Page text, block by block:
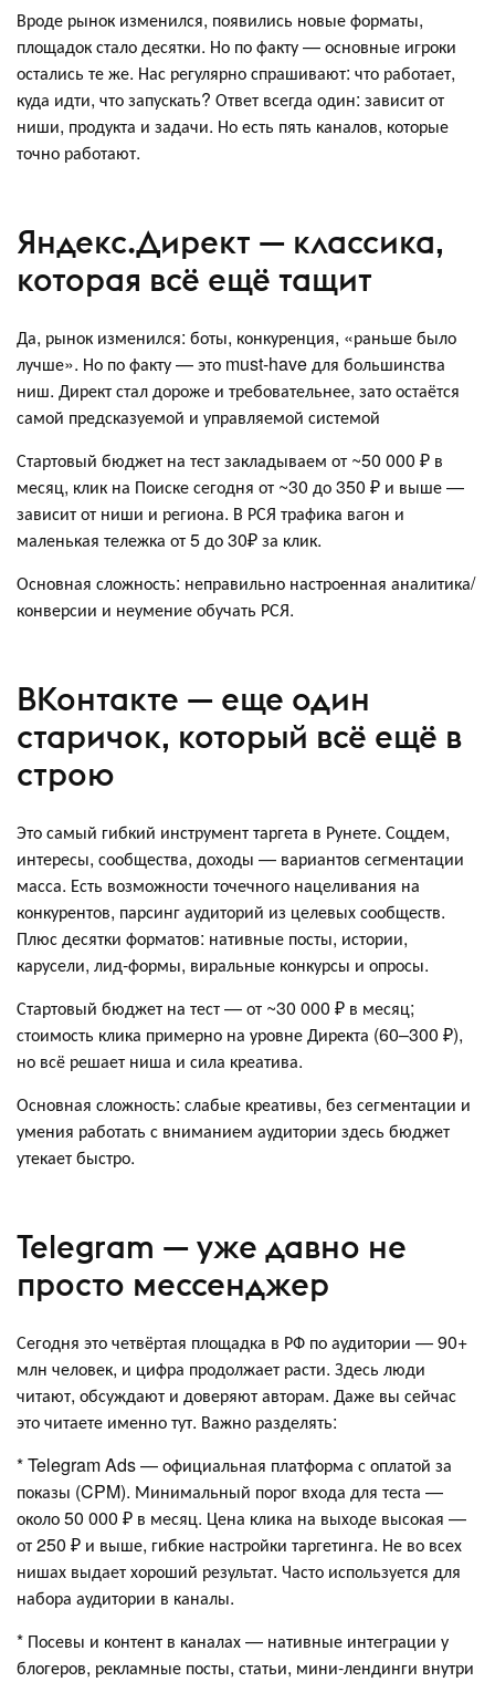
Вроде рынок изменился, появились новые форматы,
площадок стало десятки. Но по факту — основные игроки
остались те же. Нас регулярно спрашивают: что работает,
куда идти, что запускать? Ответ всегда один: зависит от
ниши, продукта и задачи. Но есть пять каналов, которые
точно работают.
Яндекс.Директ — классика,
которая всё ещё тащит
Да, рынок изменился: боты, конкуренция, «раньше было
лучше». Но по факту — это must-have для большинства
ниш. Директ стал дороже и требовательнее, зато остаётся
самой предсказуемой и управляемой системой
Стартовый бюджет на тест закладываем от ~50 000 ₽ в
месяц, клик на Поиске сегодня от ~30 до 350 ₽ и выше —
зависит от ниши и региона. В РСЯ трафика вагон и
маленькая тележка от 5 до 30₽ за клик.
Основная сложность: неправильно настроенная аналитика/
конверсии и неумение обучать РСЯ.
ВКонтакте — еще один
старичок, который всё ещё в
строю
Это самый гибкий инструмент таргета в Рунете. Соцдем,
интересы, сообщества, доходы — вариантов сегментации
масса. Есть возможности точечного нацеливания на
конкурентов, парсинг аудиторий из целевых сообществ.
Плюс десятки форматов: нативные посты, истории,
карусели, лид-формы, виральные конкурсы и опросы.
Стартовый бюджет на тест — от ~30 000 ₽ в месяц;
стоимость клика примерно на уровне Директа (60–300 ₽),
но всё решает ниша и сила креатива.
Основная сложность: слабые креативы, без сегментации и
умения работать с вниманием аудитории здесь бюджет
утекает быстро.
Telegram — уже давно не
просто мессенджер
Сегодня это четвёртая площадка в РФ по аудитории — 90+
млн человек, и цифра продолжает расти. Здесь люди
читают, обсуждают и доверяют авторам. Даже вы сейчас
это читаете именно тут. Важно разделять:
* Telegram Ads — официальная платформа с оплатой за
показы (CPM). Минимальный порог входа для теста —
около 50 000 ₽ в месяц. Цена клика на выходе высокая —
от 250 ₽ и выше, гибкие настройки таргетинга. Не во всех
нишах выдает хороший результат. Часто используется для
набора аудитории в каналы.
* Посевы и контент в каналах — нативные интеграции у
блогеров, рекламные посты, статьи, мини-лендинги внутри